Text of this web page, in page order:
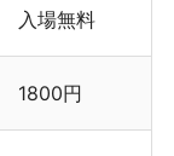
入場無料
1800円